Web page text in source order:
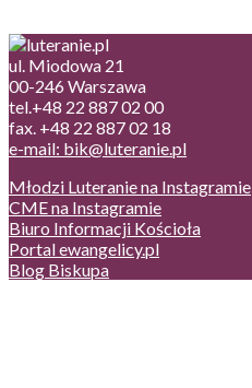
ul. Miodowa 21
00-246 Warszawa
tel.+48 22 887 02 00
fax. +48 22 887 02 18
e-mail: bik@luteranie.pl
Młodzi Luteranie na Instagramie
CME na Instagramie
Biuro Informacji Kościoła
Portal ewangelicy.pl
Blog Biskupa